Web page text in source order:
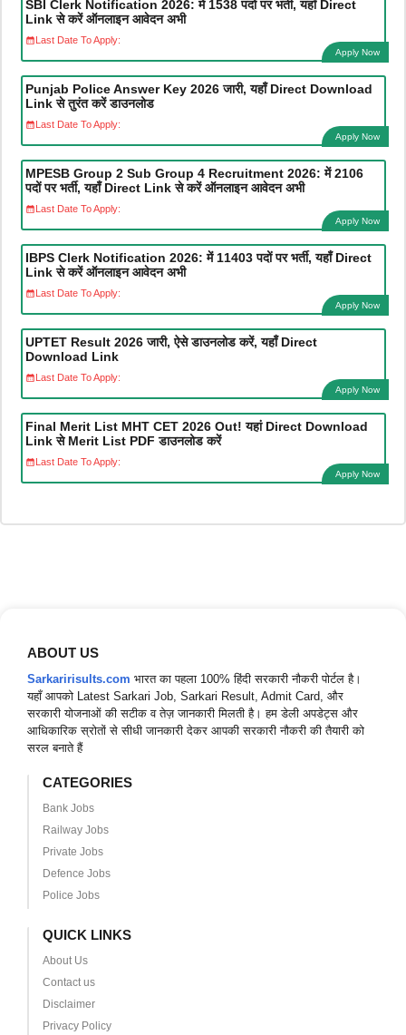
SBI Clerk Notification 2026: में 1538 पदों पर भर्ती, यहाँ Direct
Link से करें ऑनलाइन आवेदन अभी
Last Date To Apply:
Apply Now
Punjab Police Answer Key 2026 जारी, यहाँ Direct Download
Link से तुरंत करें डाउनलोड
Last Date To Apply:
Apply Now
MPESB Group 2 Sub Group 4 Recruitment 2026: में 2106
पदों पर भर्ती, यहाँ Direct Link से करें ऑनलाइन आवेदन अभी
Last Date To Apply:
Apply Now
IBPS Clerk Notification 2026: में 11403 पदों पर भर्ती, यहाँ Direct
Link से करें ऑनलाइन आवेदन अभी
Last Date To Apply:
Apply Now
UPTET Result 2026 जारी, ऐसे डाउनलोड करें, यहाँ Direct
Download Link
Last Date To Apply:
Apply Now
Final Merit List MHT CET 2026 Out! यहां Direct Download
Link से Merit List PDF डाउनलोड करें
Last Date To Apply:
Apply Now
ABOUT US
Sarkaririsults.com भारत का पहला 100% हिंदी सरकारी नौकरी पोर्टल है।
यहाँ आपको Latest Sarkari Job, Sarkari Result, Admit Card, और
सरकारी योजनाओं की सटीक व तेज़ जानकारी मिलती है। हम डेली अपडेट्स और
आधिकारिक स्रोतों से सीधी जानकारी देकर आपकी सरकारी नौकरी की तैयारी को
सरल बनाते हैं
CATEGORIES
Bank Jobs
Railway Jobs
Private Jobs
Defence Jobs
Police Jobs
QUICK LINKS
About Us
Contact us
Disclaimer
Privacy Policy